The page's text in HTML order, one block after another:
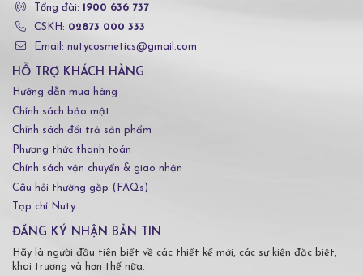
Tổng đài: 1900 636 737
CSKH: 02873 000 333
Email: nutycosmetics@gmail.com
HỖ TRỢ KHÁCH HÀNG
Hướng dẫn mua hàng
Chính sách bảo mật
Chính sách đổi trả sản phẩm
Phương thức thanh toán
Chính sách vận chuyển & giao nhận
Câu hỏi thường gặp (FAQs)
Tạp chí Nuty
ĐĂNG KÝ NHẬN BẢN TIN
Hãy là người đầu tiên biết về các thiết kế mới, các sự kiện đặc biệt,
khai trương và hơn thế nữa.